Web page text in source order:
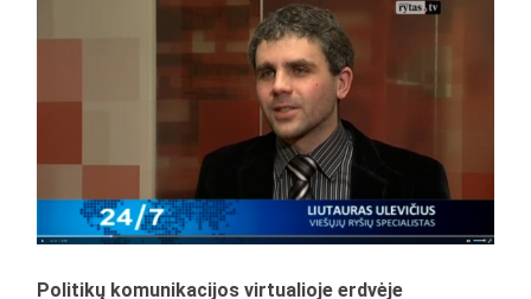
Politikų komunikacijos virtualioje erdvėje